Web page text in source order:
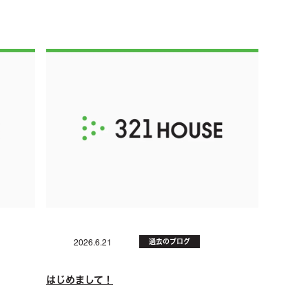
2026.6.21 過去のブログ
はじめまして！